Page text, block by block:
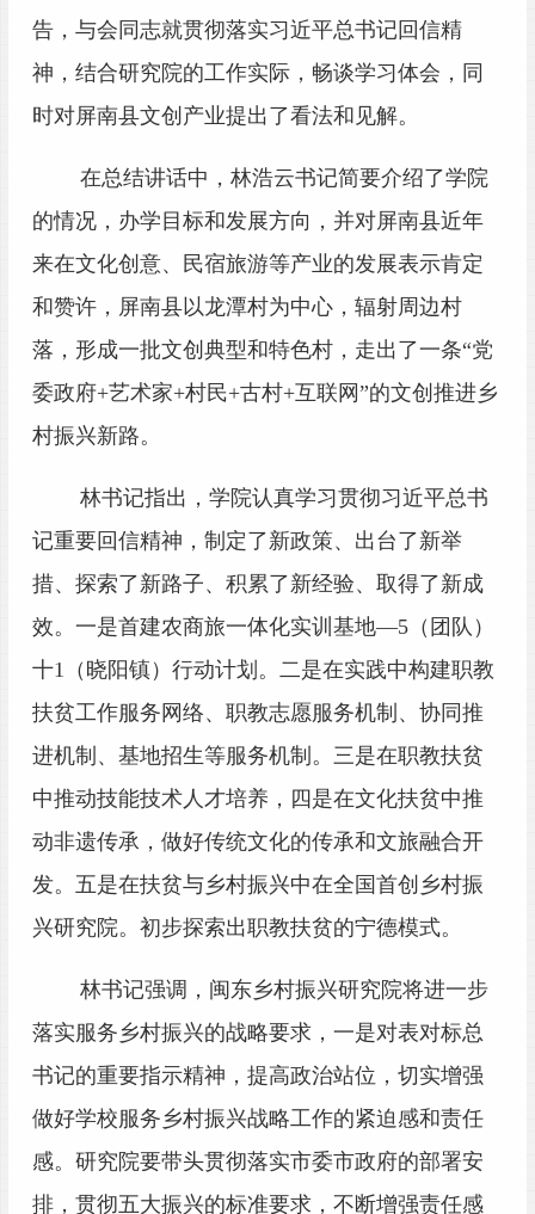
告，与会同志就贯彻落实习近平总书记回信精
神，结合研究院的工作实际，畅谈学习体会，同
时对屏南县文创产业提出了看法和见解。
在总结讲话中，林浩云书记简要介绍了学院
的情况，办学目标和发展方向，并对屏南县近年
来在文化创意、民宿旅游等产业的发展表示肯定
和赞许，屏南县以龙潭村为中心，辐射周边村
落，形成一批文创典型和特色村，走出了一条“党
委政府+艺术家+村民+古村+互联网”的文创推进乡
村振兴新路。
林书记指出，学院认真学习贯彻习近平总书
记重要回信精神，制定了新政策、出台了新举
措、探索了新路子、积累了新经验、取得了新成
效。一是首建农商旅一体化实训基地—5（团队）
十1（晓阳镇）行动计划。二是在实践中构建职教
扶贫工作服务网络、职教志愿服务机制、协同推
进机制、基地招生等服务机制。三是在职教扶贫
中推动技能技术人才培养，四是在文化扶贫中推
动非遗传承，做好传统文化的传承和文旅融合开
发。五是在扶贫与乡村振兴中在全国首创乡村振
兴研究院。初步探索出职教扶贫的宁德模式。
林书记强调，闽东乡村振兴研究院将进一步
落实服务乡村振兴的战略要求，一是对表对标总
书记的重要指示精神，提高政治站位，切实增强
做好学校服务乡村振兴战略工作的紧迫感和责任
感。研究院要带头贯彻落实市委市政府的部署安
排，贯彻五大振兴的标准要求，不断增强责任感